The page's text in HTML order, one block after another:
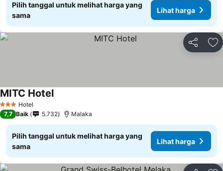
Pilih tanggal untuk melihat harga yang
sama
Lihat harga
Bagikan
3 BintangHotel
MITC Hotel
7,7 Baik 5.732 Malaka
Pilih tanggal untuk melihat harga yang
sama
Lihat harga